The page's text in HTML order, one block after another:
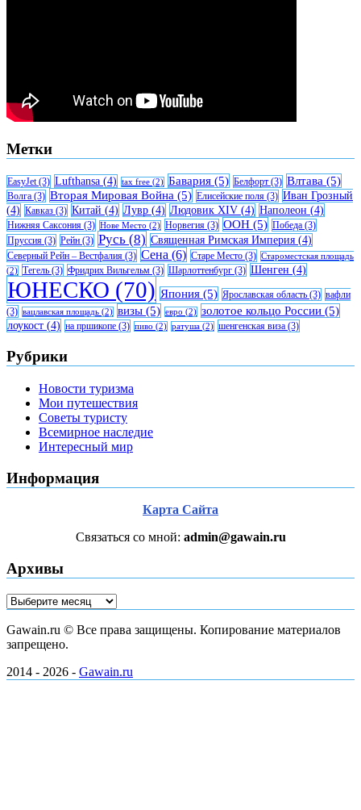
Метки
EasyJet(3) Lufthansa (4) tax free (2) Бавария (5) Белфорт (3) Влтава (5)
Волга (3) Вторая Мировая Война (5) Елисейские поля (3) Иван Грозный
(4) Кавказ (3) Китай (4) Лувр (4) Людовик XIV (4) Наполеон (4)
Нижняя Саксония (3) Нове Место (2) Норвегия (3) ООН (5) Победа (3)
Пруссия (3) Рейн (3) Русь (8) Священная Римская Империя (4)
Северный Рейн – Вестфалия (3) Сена (6) Старе Место (3) Староместская площадь
(2) Тегель (3) Фридрих Вильгельм (3) Шарлоттенбург (3) Шенген (4)
ЮНЕСКО (70) Япония (5) Ярославская область (3) вафли
(3) вацлавская площадь (2) визы (5) евро (2) золотое кольцо России (5)
лоукост (4) на пршикопе (3) пиво (2) ратуша (2) шенгенская виза (3)
Рубрики
Новости туризма
Мои путешествия
Советы туристу
Всемирное наследие
Интересный мир
Информация
Карта Сайта
Связаться со мной: admin@gawain.ru
Архивы
Архивы
Gawain.ru © Все права защищены. Копирование материалов
запрещено.
2014 - 2026 - Gawain.ru